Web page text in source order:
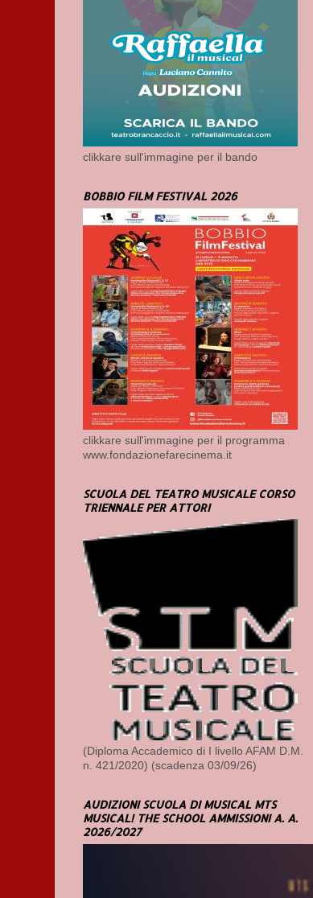
clikkare sull'immagine per il bando
BOBBIO FILM FESTIVAL 2026
clikkare sull'immagine per il programma
www.fondazionefarecinema.it
SCUOLA DEL TEATRO MUSICALE CORSO
TRIENNALE PER ATTORI
(Diploma Accademico di I livello AFAM D.M.
n. 421/2020) (scadenza 03/09/26)
AUDIZIONI SCUOLA DI MUSICAL MTS
MUSICAL! THE SCHOOL AMMISSIONI A. A.
2026/2027